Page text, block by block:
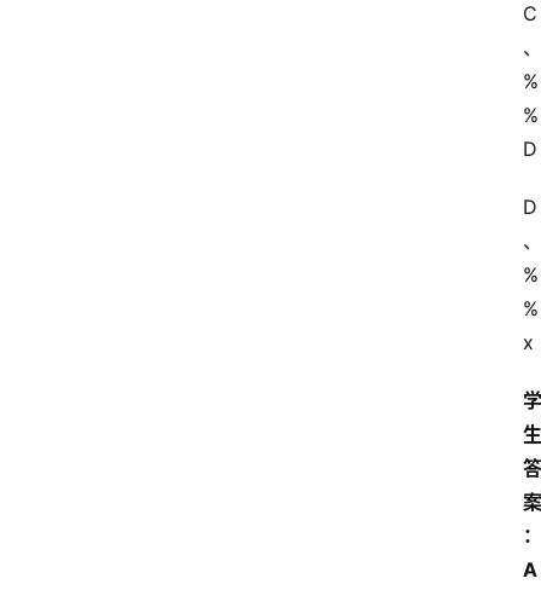
C
、
%
%
D
D
、
%
%
x
学
生
答
案
：
A